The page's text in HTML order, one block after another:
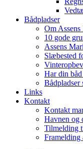
Bådpladser
Om
10 gode
Assens
Slæbested
Har din
Bådpladser
Links
Kontakt
Kontakt
Havnen og
Tilmelding
Framelding